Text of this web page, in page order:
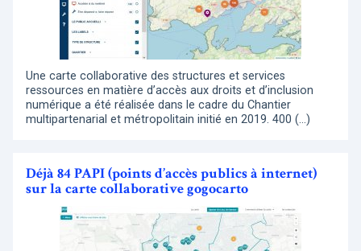
Une carte collaborative des structures et services
ressources en matière d’accès aux droits et d’inclusion
numérique a été réalisée dans le cadre du Chantier
multipartenarial et métropolitain initié en 2019. 400 (…)
Déjà 84 PAPI (points d’accès publics à internet)
sur la carte collaborative gogocarto